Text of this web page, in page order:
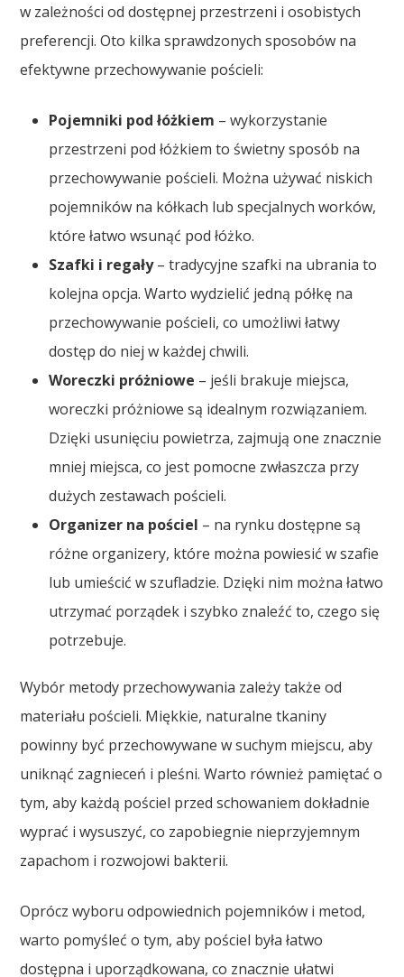
w zależności od dostępnej przestrzeni i osobistych
preferencji. Oto kilka sprawdzonych sposobów na
efektywne przechowywanie pościeli:
Pojemniki pod łóżkiem – wykorzystanie
przestrzeni pod łóżkiem to świetny sposób na
przechowywanie pościeli. Można używać niskich
pojemników na kółkach lub specjalnych worków,
które łatwo wsunąć pod łóżko.
Szafki i regały– tradycyjne szafki na ubrania to
kolejna opcja. Warto wydzielić jedną półkę na
przechowywanie pościeli, co umożliwi łatwy
dostęp do niej w każdej chwili.
Woreczki próżniowe – jeśli brakuje miejsca,
woreczki próżniowe są idealnym rozwiązaniem.
Dzięki usunięciu powietrza, zajmują one znacznie
mniej miejsca, co jest pomocne zwłaszcza przy
dużych zestawach pościeli.
Organizer na pościel – na rynku dostępne są
różne organizery, które można powiesić w szafie
lub umieścić w szufladzie. Dzięki nim można łatwo
utrzymać porządek i szybko znaleźć to, czego się
potrzebuje.
Wybór metody przechowywania zależy także od
materiału pościeli. Miękkie, naturalne tkaniny
powinny być przechowywane w suchym miejscu, aby
uniknąć zagnieceń i pleśni. Warto również pamiętać o
tym, aby każdą pościel przed schowaniem dokładnie
wyprać i wysuszyć, co zapobiegnie nieprzyjemnym
zapachom i rozwojowi bakterii.
Oprócz wyboru odpowiednich pojemników i metod,
warto pomyśleć o tym, aby pościel była łatwo
dostępna i uporządkowana, co znacznie ułatwi